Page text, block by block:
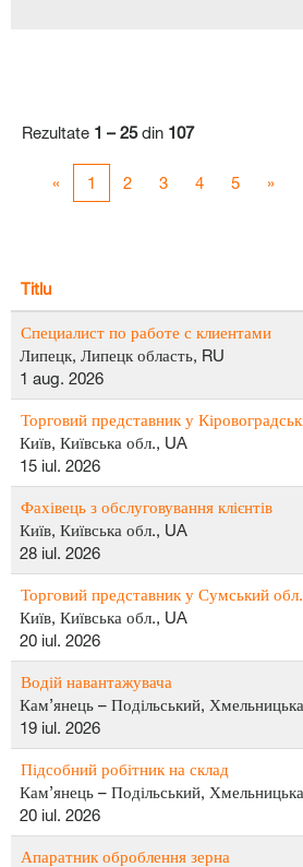
Rezultate 1 – 25din 107
« 1 2 3 4 5 »
Titlu
Специалист по работе с клиентами
Липецк, Липецк область, RU
1 aug. 2026
Торговий представник у
Київ, Київська обл., UA
15 iul. 2026
Фахівець з обслуговування клієнтів
Київ, Київська обл., UA
28 iul. 2026
Торговий представник у Сумський обл.
Київ, Київська обл., UA
20 iul. 2026
Водій навантажувача
Кам’янець – Подільський,
19 iul. 2026
Підсобний робітник на склад
Кам’янець – Подільський,
20 iul. 2026
Апаратник оброблення зерна